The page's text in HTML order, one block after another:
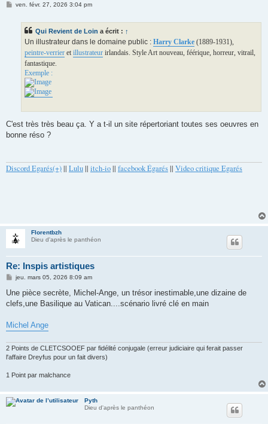
Mven. févr. 27, 2026 3:04 pm
Qui Revient de Loin a écrit : ↑
Un illustrateur dans le domaine public : Harry Clarke (1889-1931),
peintre-verrier et illustrateur irlandais. Style Art nouveau, féérique, horreur, vitrail,
fantastique.
Exemple :
C'est très très beau ça. Y a t-il un site répertoriant toutes ses oeuvres en
bonne réso ?
Discord Egarés(+)|| Lulu|| itch-io|| facebook Égarés|| Video critique Egarés
Florentbzh
Dieu d'après le panthéon
Re: Inspis artistiques
M
s
a
jeu. mars 05, 2026 8:09 am
Une pièce secrète, Michel-Ange, un trésor inestimable,une dizaine de
clefs,une Basilique au Vatican....scénario livré clé en main
Michel Ange
2 Points de CLETCSOOEF par fidélité conjugale (erreur judiciaire qui ferait passer
l'affaire Dreyfus pour un fait divers)
1 Point par malchance
Pyth
Dieu d'après le panthéon